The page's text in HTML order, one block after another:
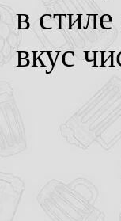
в
вкус